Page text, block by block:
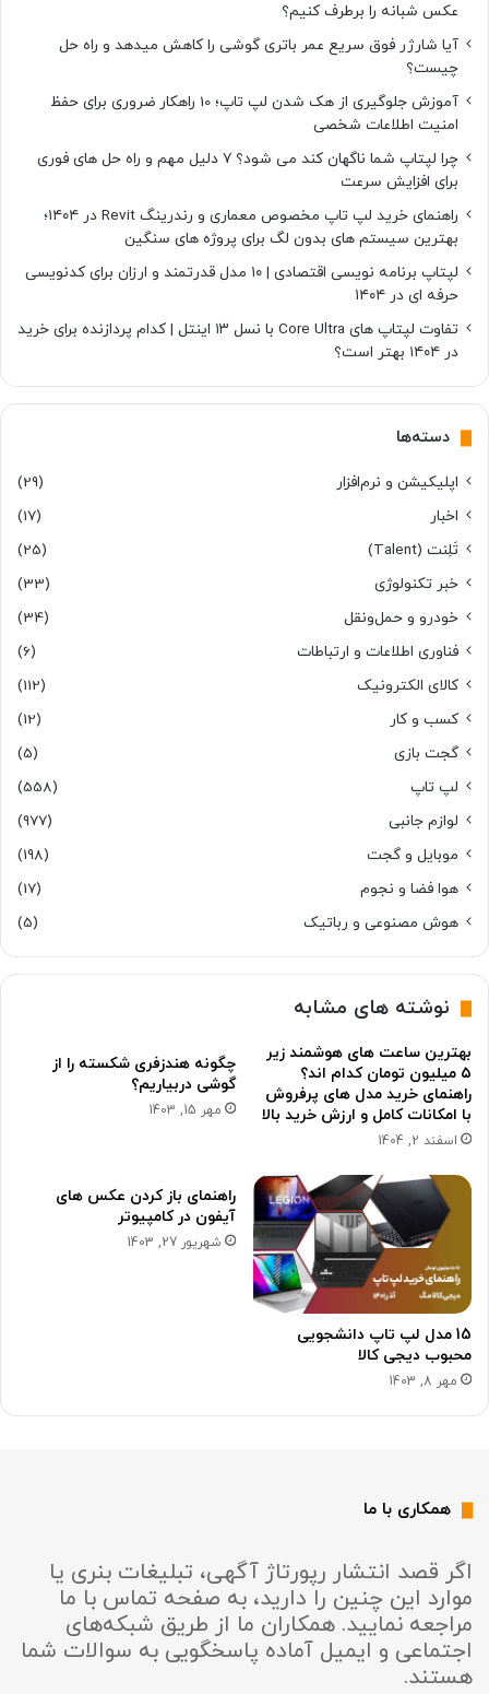
عکس شبانه را برطرف کنیم؟
آیا شارژر فوق سریع عمر باتری گوشی را کاهش میدهد و راه حل
چیست؟
آموزش جلوگیری از هک شدن لپ تاپ؛ 10 راهکار ضروری برای حفظ
امنیت اطلاعات شخصی
چرا لپتاپ شما ناگهان کند می شود؟ ۷ دلیل مهم و راه حل های فوری
برای افزایش سرعت
راهنمای خرید لپ تاپ مخصوص معماری و رندرینگ Revit در ۱۴۰۴؛
بهترین سیستم های بدون لگ برای پروژه های سنگین
لپتاپ برنامه نویسی اقتصادی | ۱۰ مدل قدرتمند و ارزان برای کدنویسی
حرفه ای در ۱۴۰۴
تفاوت لپتاپ های Core Ultra با نسل ۱۳ اینتل | کدام پردازنده برای خرید
در ۱۴۰۴ بهتر است؟
دسته‌ها
اپلیکیشن و نرم‌افزار
(29)
اخبار
(17)
تَلِنت (Talent)
(25)
خبر تکنولوژی
(33)
خودرو و حمل‌و‌نقل
(34)
فناوری اطلاعات و ارتباطات
(6)
کالای الکترونیک
(112)
کسب و کار
(12)
گجت بازی
(5)
لپ تاپ
(558)
لوازم جانبی
(977)
موبایل و گجت
(198)
هوا فضا و نجوم
(17)
هوش مصنوعی و رباتیک
(5)
نوشته های مشابه
بهترین ساعت های هوشمند زیر
۵ میلیون تومان کدام اند؟
راهنمای خرید مدل های پرفروش
با امکانات کامل و ارزش خرید بالا
اسفند 2, 1404
چگونه هندزفری شکسته را از
گوشی دربیاریم؟
مهر 15, 1403
15 مدل لپ تاپ دانشجویی
محبوب دیجی کالا
مهر 8, 1403
راهنمای باز کردن عکس های
آیفون در کامپیوتر
شهریور 27, 1403
همکاری با ما
اگر قصد انتشار رپورتاژ آگهی، تبلیغات بنری یا
موارد این چنین را دارید، به صفحه تماس با ما
مراجعه نمایید. همکاران ما از طریق شبکه‌های
اجتماعی و ایمیل آماده پاسخگویی به سوالات شما
هستند.